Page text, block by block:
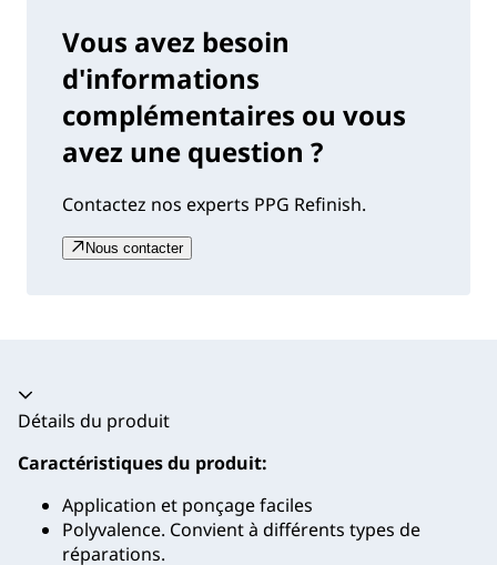
Vous avez besoin
d'informations
complémentaires ou vous
avez une question ?
Contactez nos experts PPG Refinish.
Nous contacter
Accordéon fermé
Détails du produit
Caractéristiques du produit:
Application et ponçage faciles
Polyvalence. Convient à différents types de
réparations.